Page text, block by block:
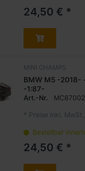
24,50 € *
MINI CHAMPS
BMW M5 -
-1:87-
Art.-Nr.
* Preise inkl.
Bestellbar
24,50 € *